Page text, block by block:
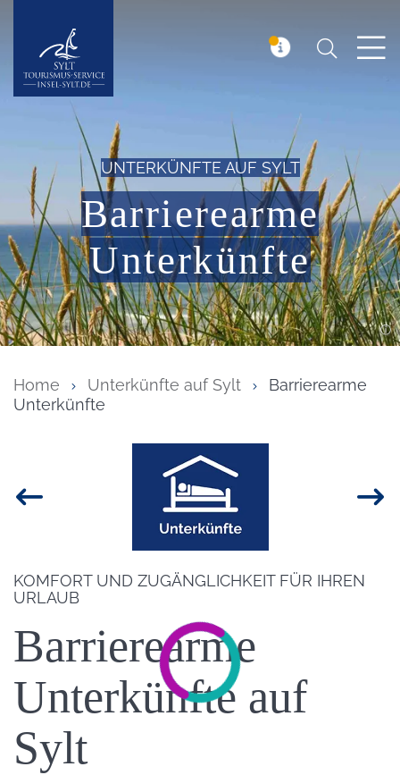
Insel Sylt Suchen
UNTERKÜNFTE AUF SYLT
Barrierearme
Unterkünfte
Home Unterkünfte auf Sylt
Barrierearme
Unterkünfte
Bild
Einleitung
KOMFORT UND ZUGÄNGLICHKEIT FÜR IHREN
URLAUB
Barrierearme
Unterkünfte auf
Sylt